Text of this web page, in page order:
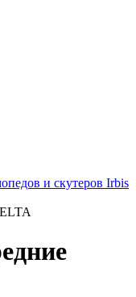
и скутеров Irbis